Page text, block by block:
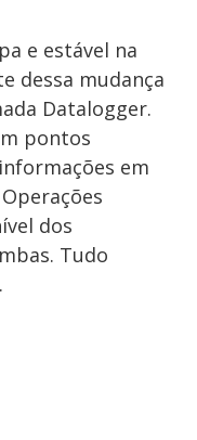
e estável na
dessa mudança
Datalogger.
pontos
em
dos
Tudo